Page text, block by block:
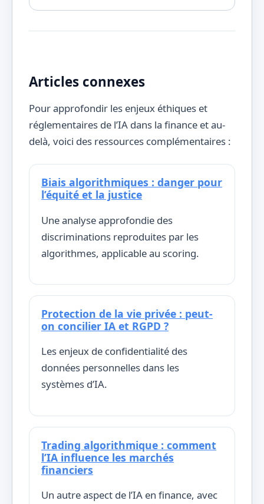
Articles connexes
Pour approfondir les enjeux éthiques et
réglementaires de l’IA dans la finance et au-
delà, voici des ressources complémentaires :
Biais algorithmiques : danger pour
l’équité et la justice
Une analyse approfondie des
discriminations reproduites par les
algorithmes, applicable au scoring.
Protection de la vie privée : peut-
on concilier IA et RGPD ?
Les enjeux de confidentialité des
données personnelles dans les
systèmes d’IA.
Trading algorithmique : comment
l’IA influence les marchés
financiers
Un autre aspect de l’IA en finance, avec